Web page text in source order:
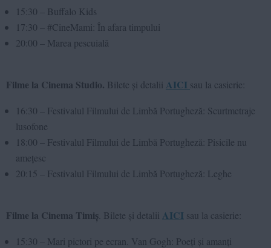
15:30 – Buffalo Kids
17:30 – #CineMami: În afara timpului
20:00 – Marea pescuială
Filme la Cinema Studio. Bilete și detalii AICI sau la casierie:
16:30 – Festivalul Filmului de Limbă Portugheză: Scurtmetraje
lusofone
18:00 – Festivalul Filmului de Limbă Portugheză: Pisicile nu
amețesc
20:15 – Festivalul Filmului de Limbă Portugheză: Leghe
Filme la Cinema Timiș . Bilete și detalii AICI sau la casierie:
15:30 – Mari pictori pe ecran. Van Gogh: Poeți și amanți